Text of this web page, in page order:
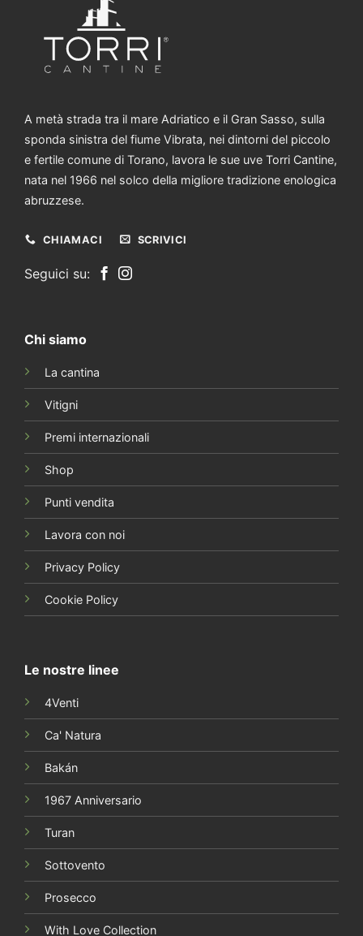
A metà strada tra il mare Adriatico e il Gran Sasso, sulla
sponda sinistra del fiume Vibrata, nei dintorni del piccolo
e fertile comune di Torano, lavora le sue uve Torri Cantine,
nata nel 1966 nel solco della migliore tradizione enologica
abruzzese.
CHIAMACI SCRIVICI
Seguici su:
Chi siamo
La cantina
Vitigni
Premi internazionali
Shop
Punti vendita
Lavora con noi
Privacy Policy
Cookie Policy
Le nostre linee
4Venti
Ca' Natura
Bakán
1967 Anniversario
Turan
Sottovento
Prosecco
With Love Collection